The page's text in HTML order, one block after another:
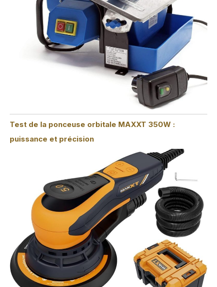
Test de la ponceuse orbitale MAXXT 350W :
puissance et précision